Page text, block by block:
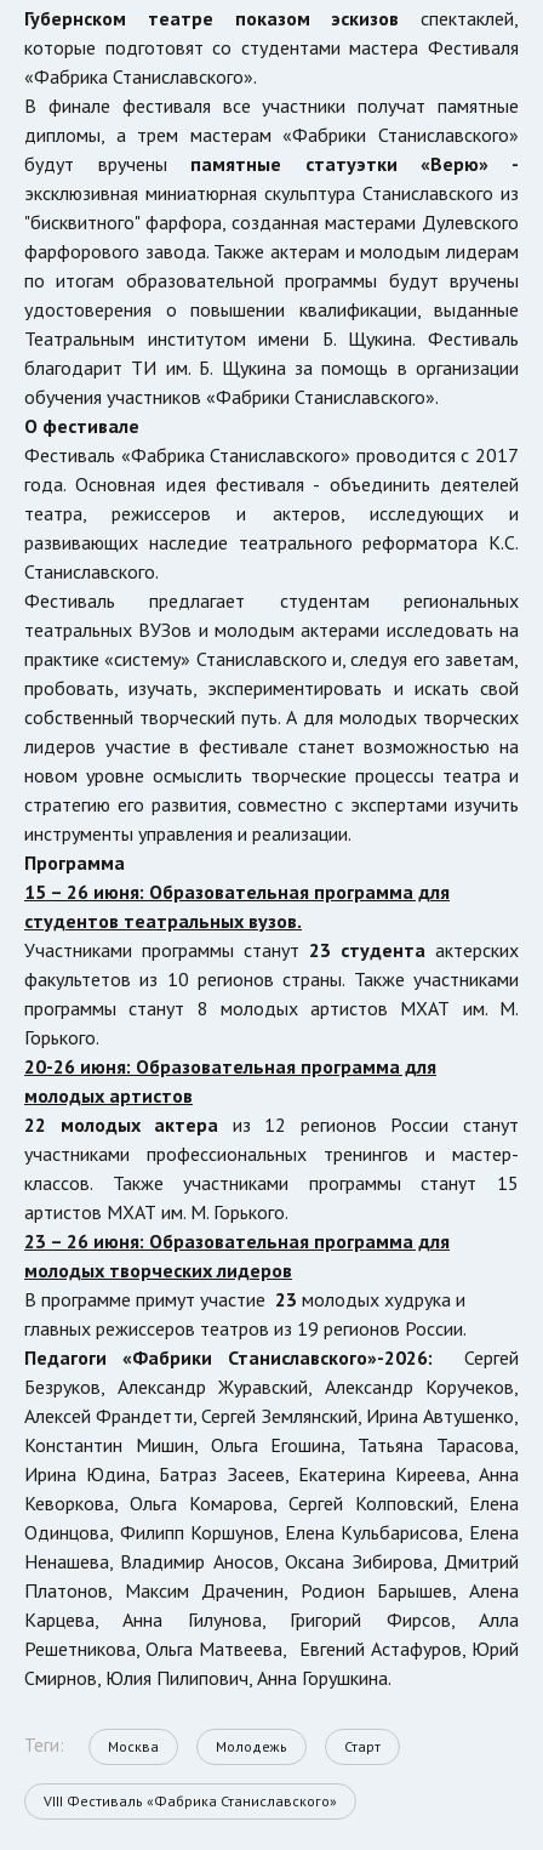
Губернском театре показом эскизов спектаклей,
которые подготовят со студентами мастера Фестиваля
«Фабрика Станиславского».
В финале фестиваля все участники получат памятные
дипломы, а трем мастерам «Фабрики Станиславского»
будут вручены памятные статуэтки «Верю» -
эксклюзивная миниатюрная скульптура Станиславского из
"бисквитного" фарфора, созданная мастерами Дулевского
фарфорового завода. Также актерам и молодым лидерам
по итогам образовательной программы будут вручены
удостоверения о повышении квалификации, выданные
Театральным институтом имени Б. Щукина. Фестиваль
благодарит ТИ им. Б. Щукина за помощь в организации
обучения участников «Фабрики Станиславского».
О фестивале
Фестиваль «Фабрика Станиславского» проводится с 2017
года. Основная идея фестиваля - объединить деятелей
театра, режиссеров и актеров, исследующих и
развивающих наследие театрального реформатора К.С.
Станиславского.
Фестиваль предлагает студентам региональных
театральных ВУЗов и молодым актерами исследовать на
практике «систему» Станиславского и, следуя его заветам,
пробовать, изучать, экспериментировать и искать свой
собственный творческий путь. А для молодых творческих
лидеров участие в фестивале станет возможностью на
новом уровне осмыслить творческие процессы театра и
стратегию его развития, совместно с экспертами изучить
инструменты управления и реализации.
Программа
15 – 26 июня: Образовательная программа для
студентов театральных вузов.
Участниками программы станут 23 студента актерских
факультетов из 10 регионов страны. Также участниками
программы станут 8 молодых артистов МХАТ им. М.
Горького.
20-26 июня: Образовательная программа для
молодых артистов
22 молодых актера из 12 регионов России станут
участниками профессиональных тренингов и мастер-
классов. Также участниками программы станут 15
артистов МХАТ им. М. Горького.
23 – 26 июня: Образовательная программа для
молодых творческих лидеров
В программе примут участие 23 молодых худрука и
главных режиссеров театров из 19 регионов России.
Педагоги «Фабрики Станиславского»-2026:
Сергей
Безруков, Александр Журавский, Александр Коручеков,
Алексей Франдетти, Сергей Землянский, Ирина Автушенко,
Константин Мишин, Ольга Егошина, Татьяна Тарасова,
Ирина Юдина, Батраз Засеев, Екатерина Киреева, Анна
Кеворкова, Ольга Комарова, Сергей Колповский, Елена
Одинцова, Филипп Коршунов, Елена Кульбарисова, Елена
Ненашева, Владимир Аносов, Оксана Зибирова, Дмитрий
Платонов, Максим Драченин, Родион Барышев, Алена
Карцева, Анна Гилунова, Григорий Фирсов, Алла
Решетникова, Ольга Матвеева, Евгений Астафуров, Юрий
Смирнов, Юлия Пилипович, Анна Горушкина.
Теги: Москва Молодежь Старт
VIII Фестиваль «Фабрика Станиславского»